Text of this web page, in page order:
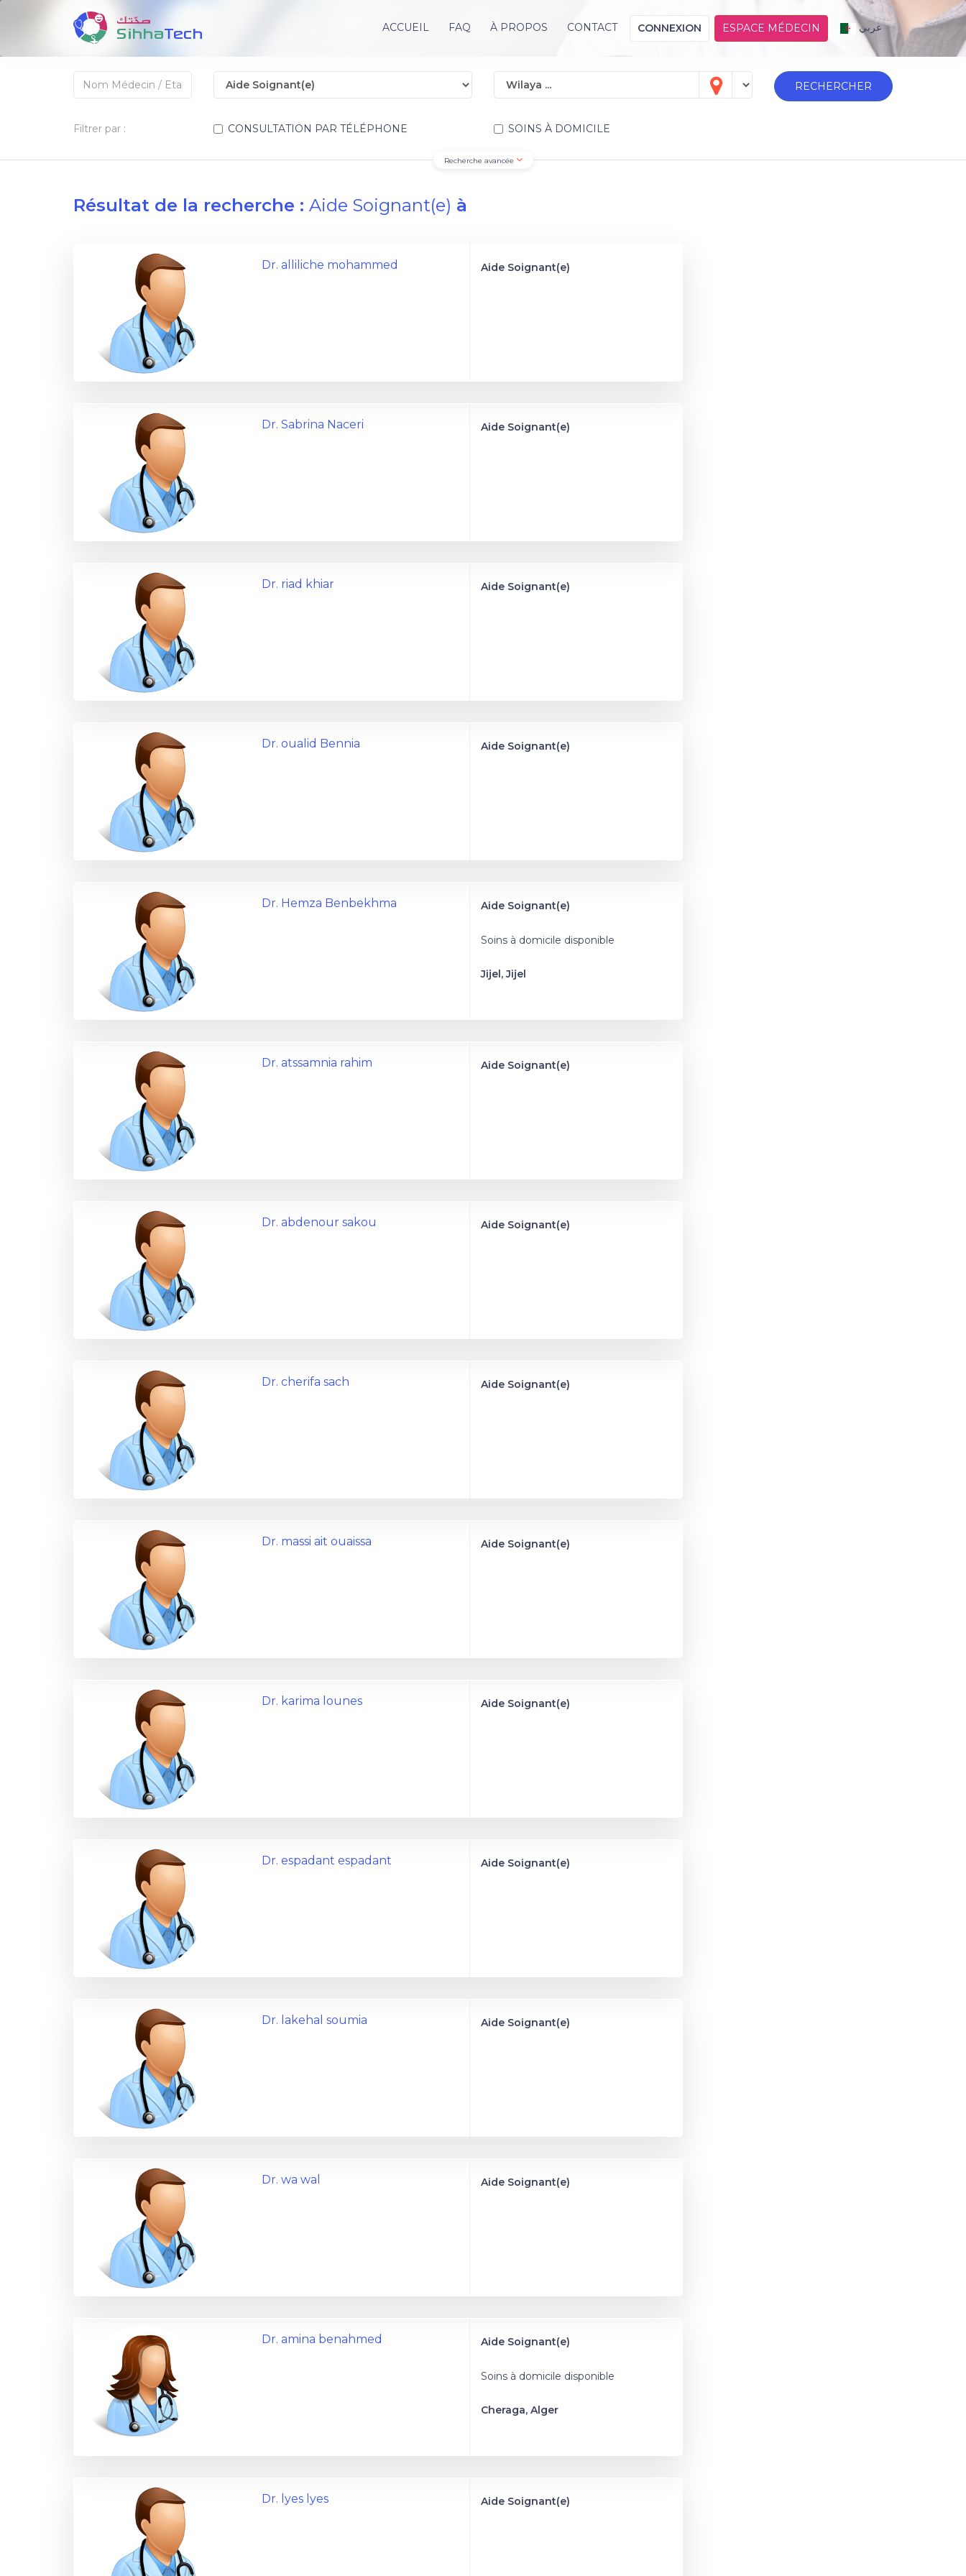
ACCUEIL FAQ À PROPOS CONTACT CONNEXION ESPACE MÉDECIN عربي
RECHERCHER
Filtrer par : CONSULTATION PAR TÉLÉPHONE SOINS À DOMICILE
Recherche avancée
Résultat de la recherche : Aide Soignant(e) à
Dr. alliliche mohammed Aide Soignant(e)
Dr. Sabrina Naceri Aide Soignant(e)
Dr. riad khiar Aide Soignant(e)
Dr. oualid Bennia Aide Soignant(e)
Dr. Hemza Benbekhma Aide Soignant(e)
Soins à domicile disponible
Jijel, Jijel
Dr. atssamnia rahim Aide Soignant(e)
Dr. abdenour sakou Aide Soignant(e)
Dr. cherifa sach Aide Soignant(e)
Dr. massi ait ouaissa Aide Soignant(e)
Dr. karima lounes Aide Soignant(e)
Dr. espadant espadant Aide Soignant(e)
Dr. lakehal soumia Aide Soignant(e)
Dr. wa wal Aide Soignant(e)
Dr. amina benahmed Aide Soignant(e)
Soins à domicile disponible
Cheraga, Alger
Dr. lyes lyes Aide Soignant(e)